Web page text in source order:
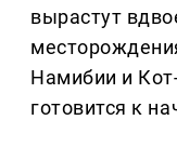
вырастут
Намибии и
готовится к